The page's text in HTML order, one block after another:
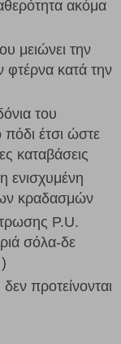
ακόμα
μειώνει την
φτέρνα κατά την
του
έτσι ώστε
καταβάσεις
ενισχυμένη
κραδασμών
P.U.
σόλα-δε
προτείνονται